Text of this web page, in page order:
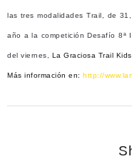
las tres modalidades Trail, de
año a la competición Desafío 8ª
del viernes, La Graciosa Trail
Más información en: http://